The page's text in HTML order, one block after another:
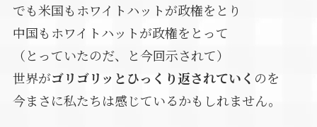
でも米国もホワイトハットが政権をとり
中国もホワイトハットが政権をとって
（とっていたのだ、と今回示されて）
世界がゴリゴリッとひっくり返されていく のを
今まさに私たちは感じているかもしれません。